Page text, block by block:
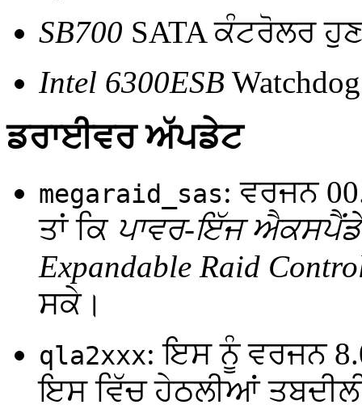
SB700 SATA ਕੰਟਰੋਲਰ
Intel 6300ESB Watchdog
ਡਰਾਈਵਰ ਅੱਪਡੇਟ
megaraid_sas: ਵਰਜਨ
ਤਾਂ ਕਿ ਪਾਵਰ-ਇੱਜ
Expandable Raid
ਸਕੇ।
qla2xxx: ਇਸ ਨੂੰ ਵਰਜਨ
ਇਸ ਵਿੱਚ ਹੇਠਲੀਆਂ